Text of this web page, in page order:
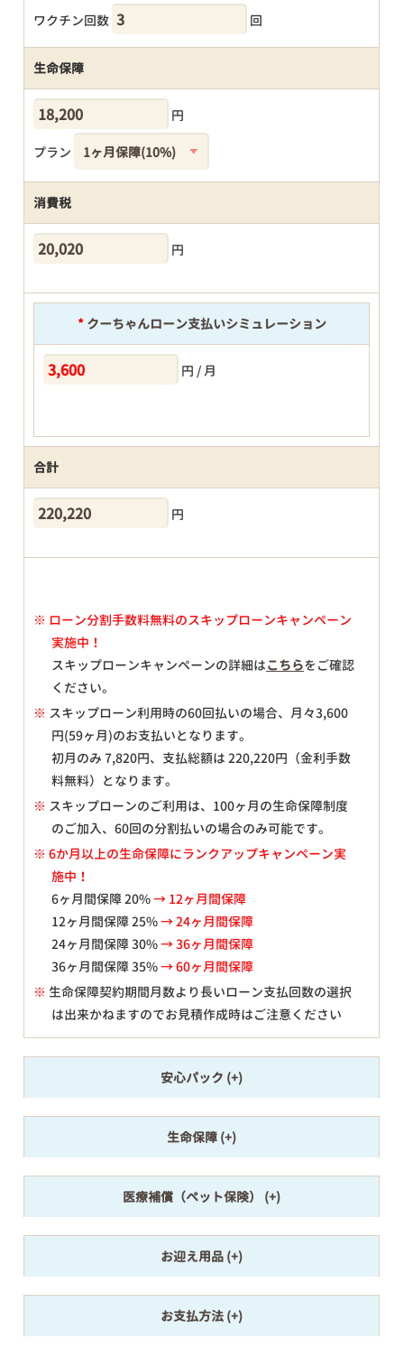
ワクチン回数
回
生命保障
円
プラン
消費税
円
*クーちゃんローン支払いシミュレーション
円 / 月
合計
円
※ ローン分割手数料無料のスキップローンキャンペーン
実施中！
スキップローンキャンペーンの詳細はこちらをご確認
ください。
※ スキップローン利用時の60回払いの場合、月々3,600
円(59ヶ月)のお支払いとなります。
初月のみ7,820円、支払総額は220,220円（金利手数
料無料）となります。
※ スキップローンのご利用は、100ヶ月の生命保障制度
のご加入、60回の分割払いの場合のみ可能です。
※ 6か月以上の生命保障にランクアップキャンペーン実
施中！
6ヶ月間保障 20%→ 12ヶ月間保障
12ヶ月間保障 25%→ 24ヶ月間保障
24ヶ月間保障 30%→ 36ヶ月間保障
36ヶ月間保障 35%→ 60ヶ月間保障
※ 生命保障契約期間月数より長いローン支払回数の選択
は出来かねますのでお見積作成時はご注意ください
安心パック
生命保障
医療補償（ペット保険）
お迎え用品
お支払方法